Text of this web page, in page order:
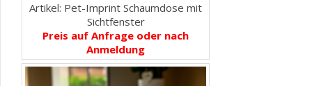
Artikel: Pet-Imprint Schaumdose mit
Sichtfenster
Preis auf Anfrage oder nach
Anmeldung